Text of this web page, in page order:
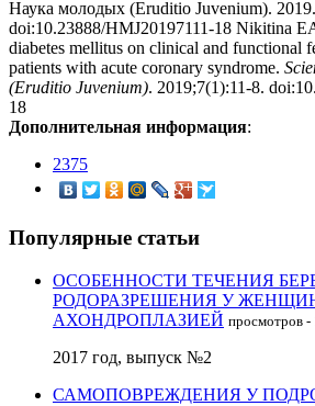
Наука молодых (Eruditio Juvenium).
doi:10.23888/HMJ20197111-18 Nikitina
diabetes mellitus on clinical and functional
patients with acute coronary syndrome.
(Eruditio Juvenium). 2019;7(1):11-8.
18
Дополнительная информация:
2375
Популярные статьи
ОСОБЕННОСТИ ТЕЧЕНИЯ
РОДОРАЗРЕШЕНИЯ У
АХОНДРОПЛАЗИЕЙ просмотров -
2017 год, выпуск №2
САМОПОВРЕЖДЕНИЯ У